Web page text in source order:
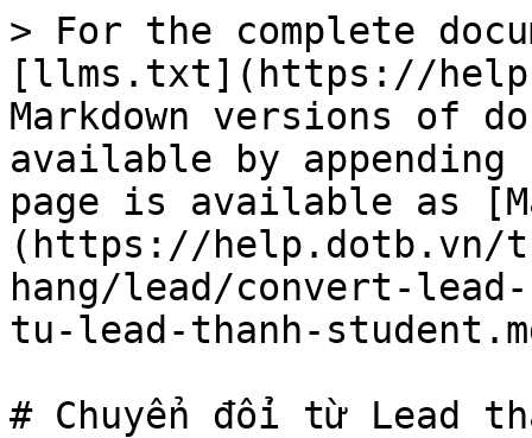
> For the complete
[llms.txt](https://
Markdown versions of
available by
page is available as
(https://help.dotb.vn/
hang/lead/convert-
tu-lead-thanh-
# Chuyển đổi từ Lead